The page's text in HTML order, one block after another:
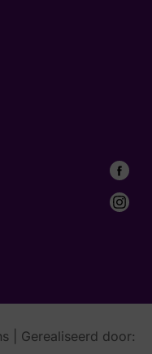
| Gerealiseerd door: